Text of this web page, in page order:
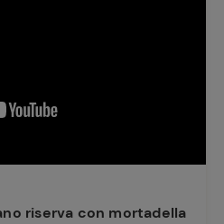
riserva con mortadella